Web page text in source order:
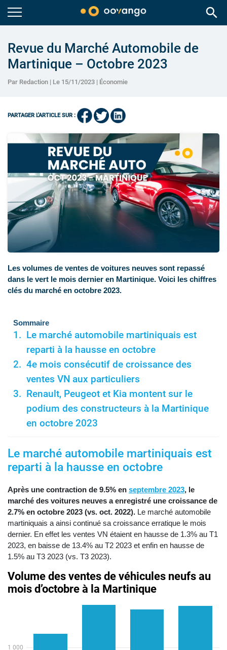
search
Revue du Marché Automobile de
Martinique – Octobre 2023
Par Redaction | Le 15/11/2023 | Économie
PARTAGER L'ARTICLE SUR :
Les volumes de ventes de voitures neuves sont repassé
dans le vert le mois dernier en Martinique. Voici les chiffres
clés du marché en octobre 2023.
Sommaire
Le marché automobile martiniquais est
reparti à la hausse en octobre
4e mois consécutif de croissance des
ventes VN aux particuliers
Renault, Peugeot et Kia montent sur le
podium des constructeurs à la Martinique
en octobre 2023
Le marché automobile martiniquais est
reparti à la hausse en octobre
Après une contraction de 9.5% en septembre 2023, le
marché des voitures neuves a enregistré une croissance de
2.7% en octobre 2023 (vs. oct. 2022). Le marché automobile
martiniquais a ainsi continué sa croissance erratique le mois
dernier. En effet les ventes VN étaient en hausse de 1.3% au T1
2023, en baisse de 13.4% au T2 2023 et enfin en hausse de
1.5% au T3 2023 (vs. T3 2023).